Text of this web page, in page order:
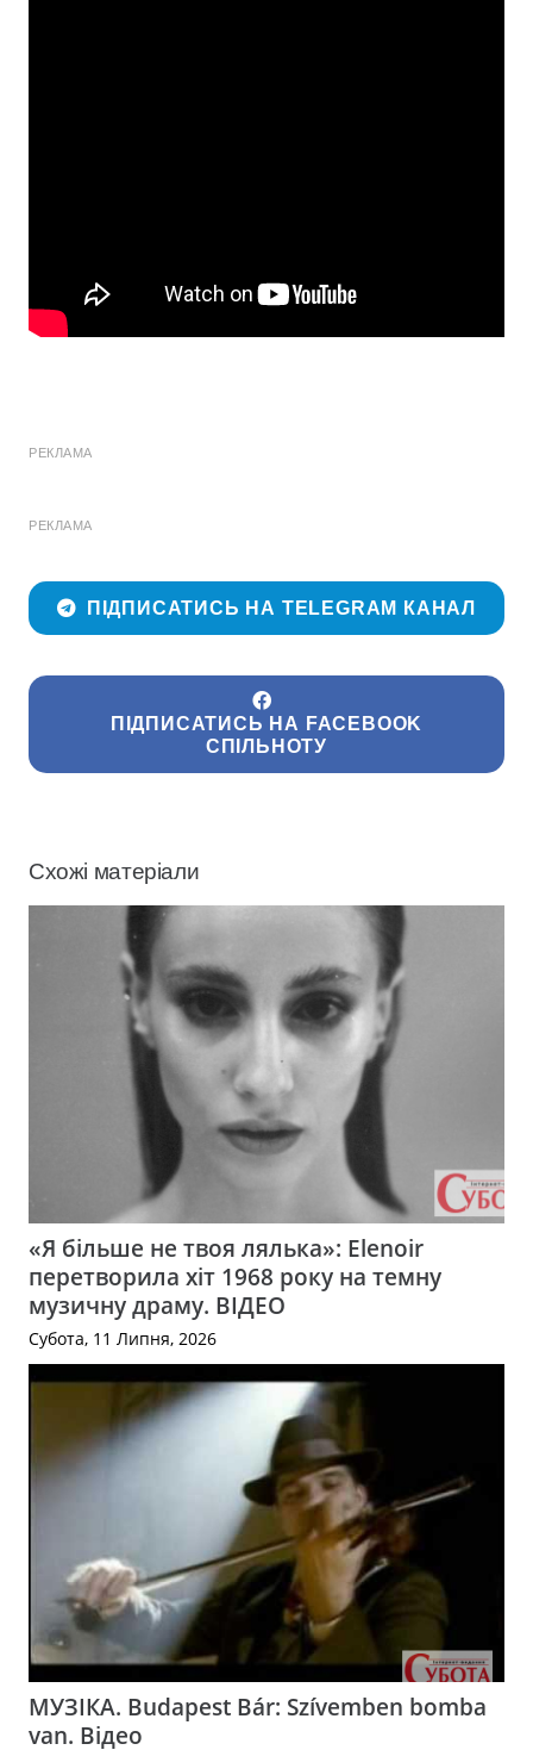
РЕКЛАМА
РЕКЛАМА
ПІДПИСАТИСЬ НА TELEGRAM КАНАЛ
ПІДПИСАТИСЬ НА FACEBOOK
СПІЛЬНОТУ
Схожі матеріали
«Я більше не твоя лялька»: Elenoir
перетворила хіт 1968 року на темну
музичну драму. ВІДЕО
Субота, 11 Липня, 2026
МУЗІКА. Budapest Bár: Szívemben bomba
van. Відео